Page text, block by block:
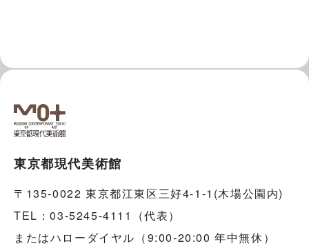
東京都現代美術館
〒135-0022 東京都江東区三好4-1-1(木場公園内)
TEL：03-5245-4111（代表）
またはハローダイヤル（9:00-20:00 年中無休）